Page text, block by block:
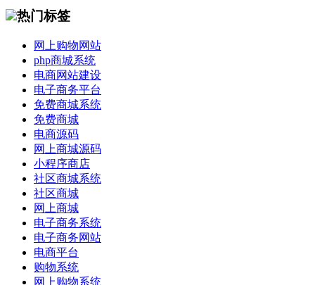
热门标签
网上购物网站
php商城系统
电商网站建设
电子商务平台
免费商城系统
免费商城
电商源码
网上商城源码
小程序商店
社区商城系统
社区商城
网上商城
电子商务系统
电子商务网站
电商平台
购物系统
网上购物系统